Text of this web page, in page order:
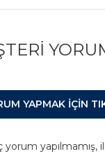
YAPMAK IÇIN
yapılmamış,